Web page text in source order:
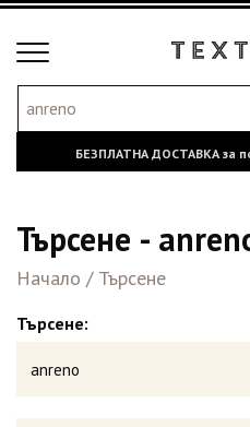
Toggle
БЕЗПЛАТНА ДОСТАВКА за
Търсене -
Начало / Търсене
Търсене: